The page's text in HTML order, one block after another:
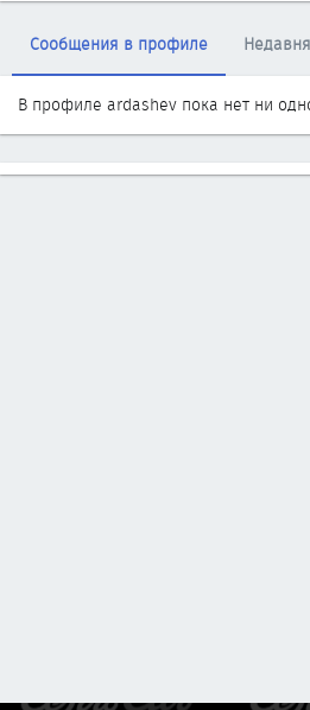
Сообщения в профиле
В профиле ardashev пока нет ни